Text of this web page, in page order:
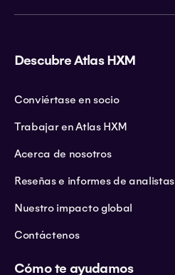
Descubre Atlas HXM
Conviértase en socio
Trabajar en Atlas HXM
Acerca de nosotros
Reseñas e informes de analistas
Nuestro impacto global
Contáctenos
Cómo te ayudamos